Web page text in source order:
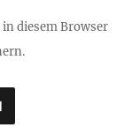
diesem Browser